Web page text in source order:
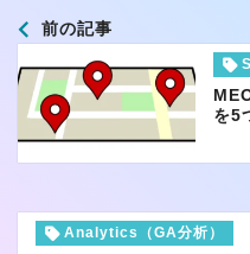
前の記事
を5
Analytics（GA分析）